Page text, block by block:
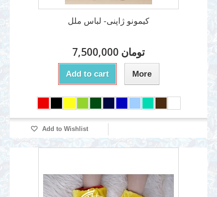
کیمونو ژاپنی- لباس ملل
7,500,000 تومان
Add to cart More
Add to Wishlist